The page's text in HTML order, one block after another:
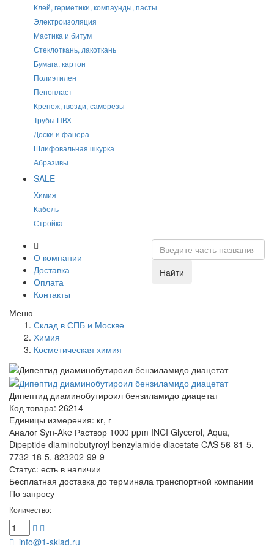
Клей, герметики, компаунды, пасты
Электроизоляция
Мастика и битум
Стеклоткань, лакоткань
Бумага, картон
Полиэтилен
Пенопласт
Крепеж, гвозди, саморезы
Трубы ПВХ
Доски и фанера
Шлифовальная шкурка
Абразивы
SALE
Химия
Кабель
Стройка
О компании
Доставка
Оплата
Контакты
Найти
Меню
Склад в СПБ и Москве
Химия
Косметическая химия
Дипептид диаминобутироил бензиламидо диацетат
Код товара: 26214
Единицы измерения: кг, г
Аналог Syn-Ake Раствор 1000 ppm INCI Glycerol, Aqua,
Dipeptide diaminobutyroyl benzylamide diacetate CAS 56-81-5,
7732-18-5, 823202-99-9
Статус: есть в наличии
Бесплатная доставка до терминала транспортной компании
По запросу
Количество:
info@1-sklad.ru